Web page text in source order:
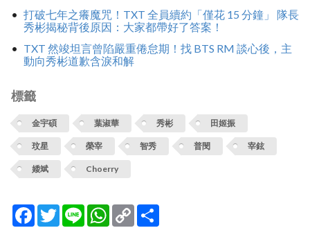
打破七年之癢魔咒！TXT 全員續約「僅花 15 分鐘」 隊長
秀彬揭秘背後原因：大家都帶好了答案！
TXT 然竣坦言曾陷嚴重倦怠期！找 BTS RM 談心後，主
動向秀彬道歉含淚和解
標籤
金宇碩 葉淑華 秀彬 田姬振
玟星 榮宰 智秀 普閔 宰鉉
婑斌 Choerry
Facebook
TwitterLine WhatsApp
Copy
Link